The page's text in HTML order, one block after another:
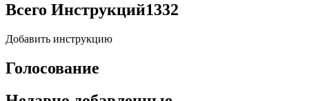
Всего Инструкций1332
Добавить инструкцию
Голосование